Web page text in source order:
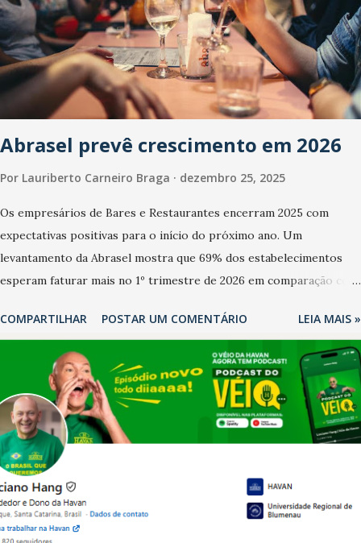
Abrasel prevê crescimento em 2026
Por Lauriberto Carneiro Braga dezembro 25, 2025
Os empresários de Bares e Restaurantes encerram 2025 com
expectativas positivas para o início do próximo ano. Um
levantamento da Abrasel mostra que 69% dos estabelecimentos
esperam faturar mais no 1º trimestre de 2026 em comparação com
ano, 56% também projetam crescimento (foto Helena Lopes). A
confiança do setor é sustentada principalmente pelo desempenho
recente das empresas, impulsionado pelas confraternizações de
fim de ano e pelo pagamento do 13º Salário para um número maior
de trabalhadores, já que o país tem a menor taxa de desemprego
dos anos recentes. Ainda segundo a Pesquisa, em novembro de
2025, 40% dos bares e restaurantes operaram com lucro e outros
40% registraram equilíbrio financeiro. Já o percentual de
estabelecimentos no prejuízo ficou em 19%, pouco abaixo do
observado no mês anterior. Outros 1% não existiam em novembro.
COMPARTILHAR POSTAR UM COMENTÁRIO LEIA MAIS »